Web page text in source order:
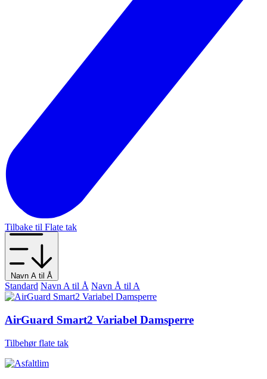
Tilbake til Flate tak
Navn A til Å
Standard Navn A til Å Navn Å til A
AirGuard Smart2 Variabel Damsperre
Tilbehør flate tak